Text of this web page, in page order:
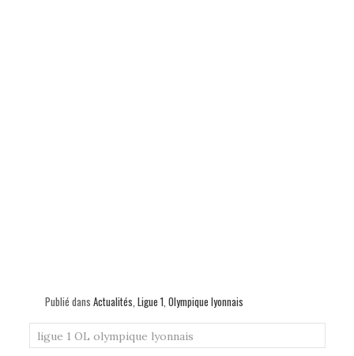
Publié dans Actualités, Ligue 1, Olympique lyonnais
ligue 1 OL olympique lyonnais